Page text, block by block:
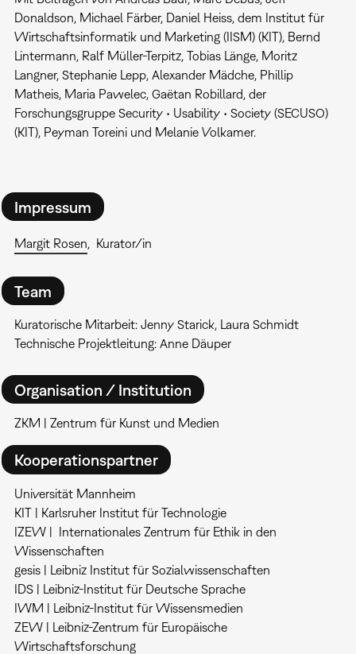
Donaldson, Michael Färber, Daniel Heiss, dem Institut für
Wirtschaftsinformatik und Marketing (IISM) (KIT), Bernd
Lintermann, Ralf Müller-Terpitz, Tobias Länge, Moritz
Langner, Stephanie Lepp, Alexander Mädche, Phillip
Matheis, Maria Pawelec, Gaëtan Robillard, der
Forschungsgruppe Security • Usability • Society (SECUSO)
(KIT), Peyman Toreini und Melanie Volkamer.
Impressum
Margit Rosen Kurator/in
Team
Kuratorische Mitarbeit: Jenny Starick, Laura Schmidt
Technische Projektleitung: Anne Däuper
Organisation / Institution
ZKM | Zentrum für Kunst und Medien
Kooperationspartner
Universität Mannheim
KIT | Karlsruher Institut für Technologie
IZEW | Internationales Zentrum für Ethik in den
Wissenschaften
gesis | Leibniz Institut für Sozialwissenschaften
IDS | Leibniz-Institut für Deutsche Sprache
IWM | Leibniz-Institut für Wissensmedien
ZEW | Leibniz-Zentrum für Europäische
Wirtschaftsforschung